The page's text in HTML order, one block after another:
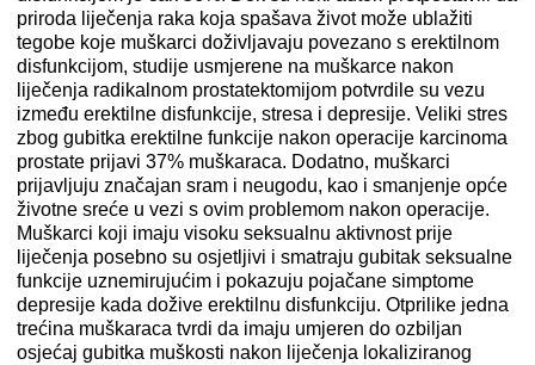
priroda liječenja raka koja spašava život može ublažiti
tegobe koje muškarci doživljavaju povezano s erektilnom
disfunkcijom, studije usmjerene na muškarce nakon
liječenja radikalnom prostatektomijom potvrdile su vezu
između erektilne disfunkcije, stresa i depresije. Veliki stres
zbog gubitka erektilne funkcije nakon operacije karcinoma
prostate prijavi 37% muškaraca. Dodatno, muškarci
prijavljuju značajan sram i neugodu, kao i smanjenje opće
životne sreće u vezi s ovim problemom nakon operacije.
Muškarci koji imaju visoku seksualnu aktivnost prije
liječenja posebno su osjetljivi i smatraju gubitak seksualne
funkcije uznemirujućim i pokazuju pojačane simptome
depresije kada dožive erektilnu disfunkciju. Otprilike jedna
trećina muškaraca tvrdi da imaju umjeren do ozbiljan
osjećaj gubitka muškosti nakon liječenja lokaliziranog